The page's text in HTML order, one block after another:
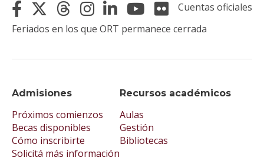
Admisiones
Próximos comienzos
Becas disponibles
Cómo inscribirte
Solicitá más información
Recursos académicos
Aulas
Gestión
Bibliotecas
Cuentas oficiales
Feriados en los que ORT permanece cerrada